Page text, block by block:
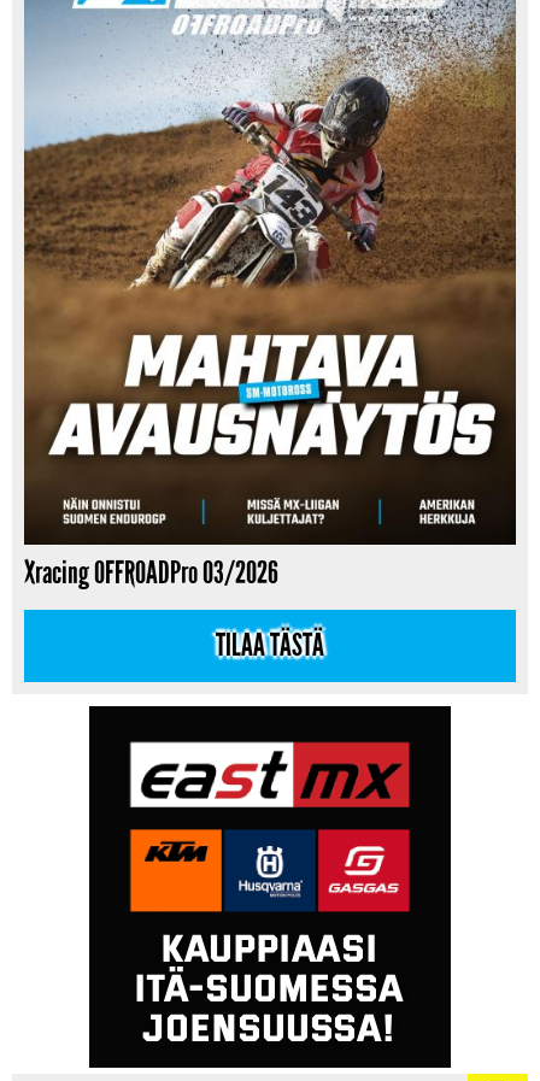
Xracing OFFROADPro 03/2026
TILAA TÄSTÄ